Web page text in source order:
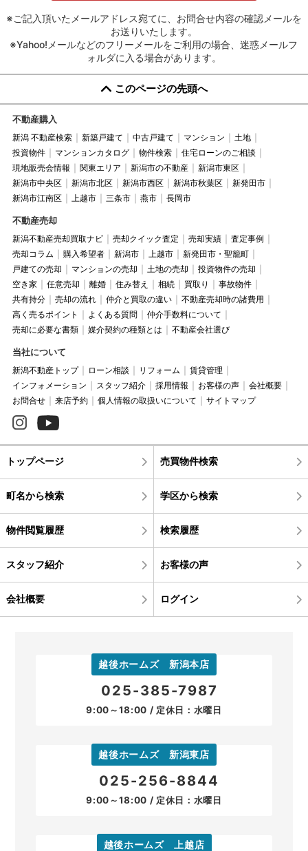
※ご記入頂いたメールアドレス宛てに、お問合せ内容の確認メールを
お送りいたします。
※Yahoo!メールなどのフリーメールをご利用の場合、迷惑メールフ
ォルダに入る場合があります。
このページの先頭へ
不動産購入
新潟 不動産検索 新築戸建て 中古戸建て マンション
土地
投資物件
マンションカタログ 物件検索
住宅ローンのご相談
現地販売会情報
関東エリア 新潟市の不動産
新潟市東区
新潟市中央区
新潟市北区 新潟市西区 新潟市秋葉区
新発田市
新潟市江南区
上越市 三条市 燕市 長岡市
不動産売却
新潟不動産売却買取ナビ 売却クイック査定 売却実績
査定事例
売却コラム
購入希望者 新潟市 上越市
新発田市・聖籠町
戸建ての売却
マンションの売却 土地の売却
投資物件の売却
空き家
任意売却 離婚 住み替え 相続 買取り
事故物件
共有持分
売却の流れ 仲介と買取の違い
不動産売却時の諸費用
高く売るポイント
よくある質問
仲介手数料について
売却に必要な書類
媒介契約の種類とは 不動産会社選び
当社について
新潟不動産トップ ローン相談 リフォーム
賃貸管理
インフォメーション
スタッフ紹介 採用情報 お客様の声
会社概要
お問合せ
来店予約 個人情報の取扱いについて サイトマップ
トップページ 売買物件検索
町名から検索 学区から検索
物件閲覧履歴 検索履歴
スタッフ紹介 お客様の声
会社概要 ログイン
越後ホームズ 新潟本店
025-385-7987
9:00～18:00 / 定休日：水曜日
越後ホームズ 新潟東店
025-256-8844
9:00～18:00 / 定休日：水曜日
越後ホームズ 上越店